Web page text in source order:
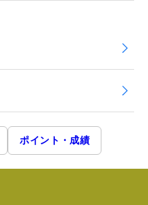
ポイント・成績